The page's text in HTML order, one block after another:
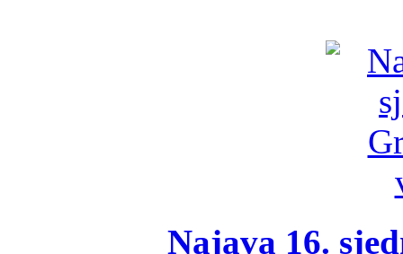
Najava 16.